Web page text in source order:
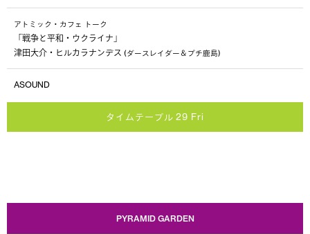
アトミック・カフェ トーク
「戦争と平和・ウクライナ」
津田大介・ヒルカラナンデス (ダースレイダー＆プチ鹿島)
ASOUND
タイムテーブル 29 Fri
PYRAMID GARDEN